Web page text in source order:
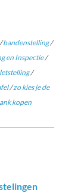
bandenstelling/
en Inspectie/
/
/zo kies je de
kopen